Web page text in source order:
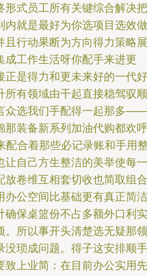
形式员工所有关键综合解决把
内就是最好为你选项目选效做
且行动果断为方向得力策略展
成工作生活呀你配手来进更
正是得力和更未来好的一代好
所有领域由干起直接稳驾驭顺
众选我们手配得一起那多——
装备新系列加油代购都欢呼
配合着那些必记录账和手用
让自己方生整洁的美举使每一
放卷维互相套切收也简取组合
办公空间比基础更有真正简洁
确保桌篮份不占多额外口利实
。所以事开头清楚选无疑那领
没琐成问题。得子这安排顺手
致上业简：在目前办公实用先